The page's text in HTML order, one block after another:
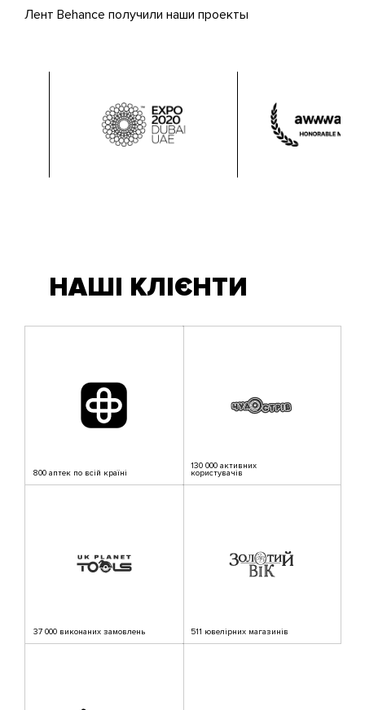
Лент Behance получили наши проекты
НАШІ КЛІЄНТИ
800 аптек по всій країні
130 000 активних
користувачів
37 000 виконаних замовлень 511 ювелірних магазинів